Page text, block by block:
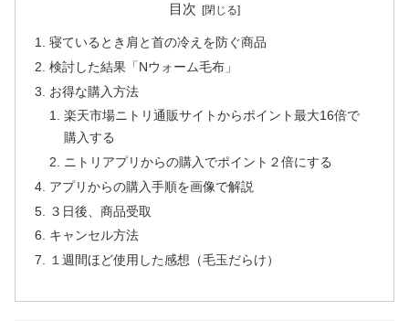
目次
寝ているとき肩と首の冷えを防ぐ商品
検討した結果「Nウォーム毛布」
お得な購入方法
楽天市場ニトリ通販サイトからポイント最大16倍で
購入する
ニトリアプリからの購入でポイント２倍にする
アプリからの購入手順を画像で解説
３日後、商品受取
キャンセル方法
１週間ほど使用した感想（毛玉だらけ）